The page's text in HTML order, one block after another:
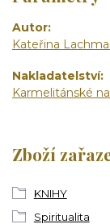
Autor
Kateřina
Nakladatelství
Karmelitánské
Zboží
KNIHY
Spiritualita